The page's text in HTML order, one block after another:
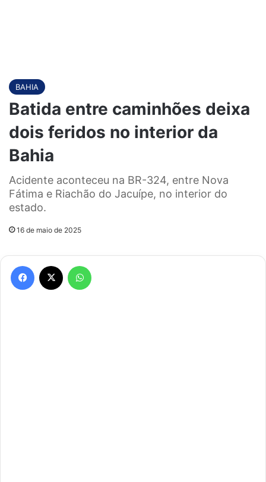
BAHIA
Batida entre caminhões deixa
dois feridos no interior da
Bahia
Acidente aconteceu na BR-324, entre Nova
Fátima e Riachão do Jacuípe, no interior do
estado.
16 de maio de 2025
Facebook